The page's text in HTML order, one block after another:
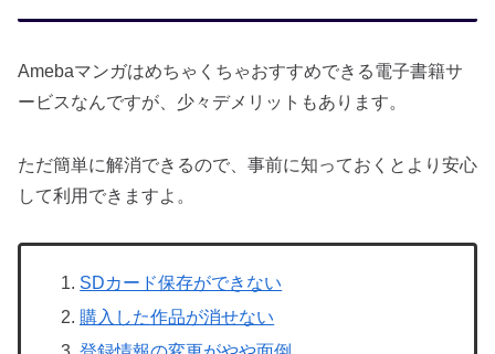
Amebaマンガはめちゃくちゃおすすめできる電子書籍サ
ービスなんですが、少々デメリットもあります。
ただ簡単に解消できるので、事前に知っておくとより安心
して利用できますよ。
SDカード保存ができない
購入した作品が消せない